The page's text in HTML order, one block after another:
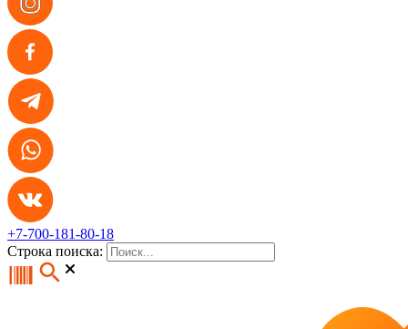
+7-700-181-80-18
Строка поиска: